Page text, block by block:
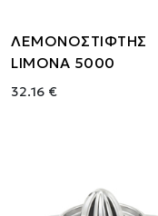
ΛΕΜΟΝΟΣΤΙΦΤΗΣ
LIMONA 5000
32.16 €